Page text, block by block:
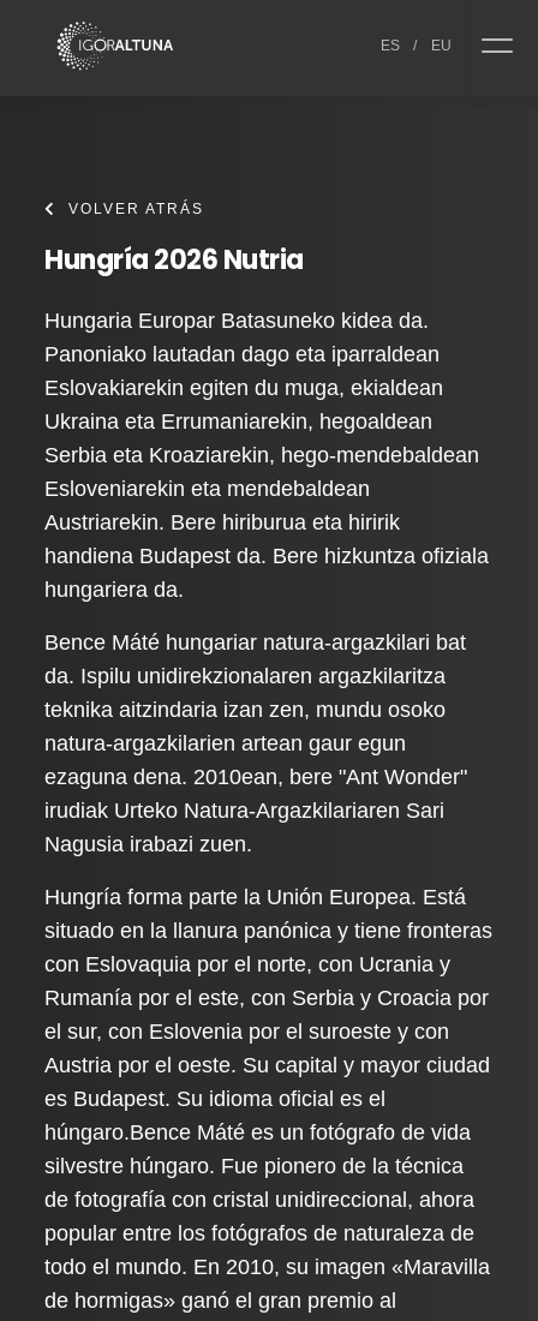
ES / EU
VOLVER ATRÁS
Hungría 2026 Nutria
Hungaria Europar Batasuneko kidea da.
Panoniako lautadan dago eta iparraldean
Eslovakiarekin egiten du muga, ekialdean
Ukraina eta Errumaniarekin, hegoaldean
Serbia eta Kroaziarekin, hego-mendebaldean
Esloveniarekin eta mendebaldean
Austriarekin. Bere hiriburua eta hiririk
handiena Budapest da. Bere hizkuntza ofiziala
hungariera da.
Bence Máté hungariar natura-argazkilari bat
da. Ispilu unidirekzionalaren argazkilaritza
teknika aitzindaria izan zen, mundu osoko
natura-argazkilarien artean gaur egun
ezaguna dena. 2010ean, bere "Ant Wonder"
irudiak Urteko Natura-Argazkilariaren Sari
Nagusia irabazi zuen.
Hungría forma parte la Unión Europea. Está
situado en la llanura panónica y tiene fronteras
con Eslovaquia por el norte, con Ucrania y
Rumanía por el este, con Serbia y Croacia por
el sur, con Eslovenia por el suroeste y con
Austria por el oeste. Su capital y mayor ciudad
es Budapest. Su idioma oficial es el
húngaro.Bence Máté es un fotógrafo de vida
silvestre húngaro. Fue pionero de la técnica
de fotografía con cristal unidireccional, ahora
popular entre los fotógrafos de naturaleza de
todo el mundo. En 2010, su imagen «Maravilla
de hormigas» ganó el gran premio al